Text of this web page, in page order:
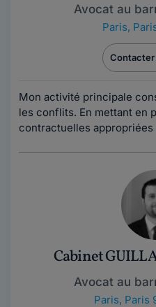
Avocat au
Paris,
Mon activité principale
les conflits. En mettant en
contractuelles appropriées
Cabinet
Avocat au
Paris, Paris